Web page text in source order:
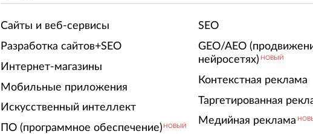
Сайты и веб-сервисы
Разработка сайтов+SEO
Интернет-магазины
Мобильные приложения
Искусственный интеллект
ПО (программное обеспечение) НОВЫЙ
SEO
GEO/AEO
нейросетях) НОВЫЙ
Контекстная реклама
Таргетированная
Медийная реклама